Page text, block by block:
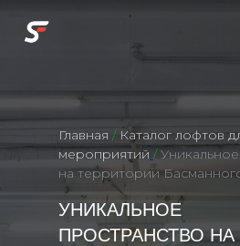
УНИКАЛЬНОЕ
ПРОСТРАНСТВО НА
Главная / Каталог лофтов
мероприятий /
на территории